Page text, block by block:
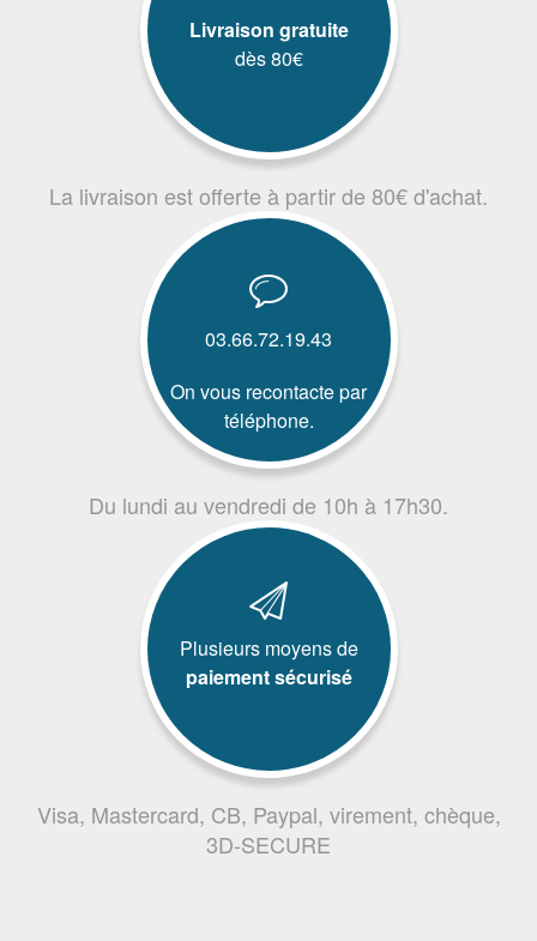
Livraison gratuite
dès 80€
La livraison est offerte à partir de 80€ d'achat.
03.66.72.19.43
On vous recontacte par
téléphone.
Du lundi au vendredi de 10h à 17h30.
Plusieurs moyens de
paiement sécurisé
Visa, Mastercard, CB, Paypal, virement, chèque,
3D-SECURE